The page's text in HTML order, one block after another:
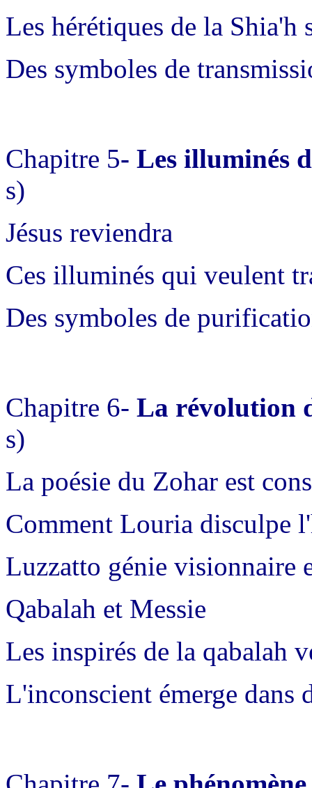
Les hérétiques de la Shia'h
Des symboles de
Chapitre 5- Les illuminés
s)
Jésus reviendra
Ces illuminés qui veulent
Des symboles de
Chapitre 6- La révolution
s)
La poésie du Zohar est
Comment Louria disculpe
Luzzatto génie visionnaire
Qabalah et Messie
Les inspirés de la qabalah
L'inconscient émerge dans